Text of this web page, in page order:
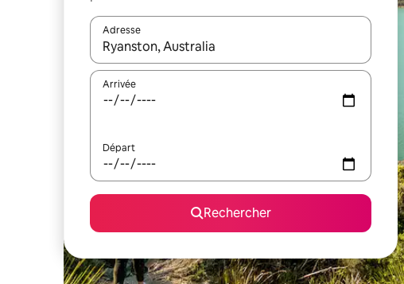
Adresse
Lorsque les résultats s'affichent, utilisez les flèches vers
Arrivée
Départ
Rechercher